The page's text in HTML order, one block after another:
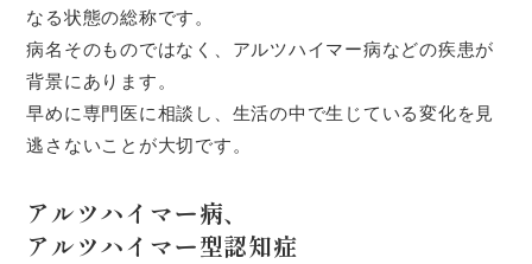
なる状態の総称です。
病名そのものではなく、アルツハイマー病などの疾患が
背景にあります。
早めに専門医に相談し、生活の中で生じている変化を見
逃さないことが大切です。
アルツハイマー病、
アルツハイマー型認知症